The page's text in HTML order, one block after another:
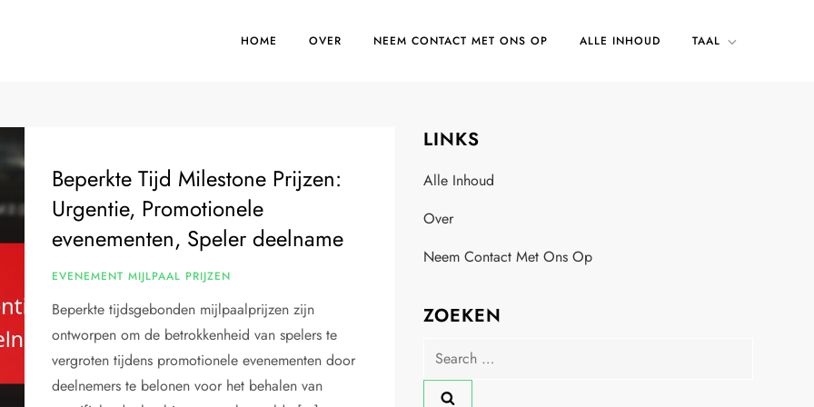
HOME OVER NEEM CONTACT MET ONS OP ALLE INHOUD TAAL
Beperkte Tijd Milestone Prijzen:
Urgentie, Promotionele
evenementen, Speler deelname
EVENEMENT MIJLPAAL PRIJZEN
Beperkte tijdsgebonden mijlpaalprijzen zijn
ontworpen om de betrokkenheid van spelers te
vergroten tijdens promotionele evenementen door
deelnemers te belonen voor het behalen van
LINKS
Alle Inhoud
Over
Neem Contact Met Ons Op
ZOEKEN
Search
for: